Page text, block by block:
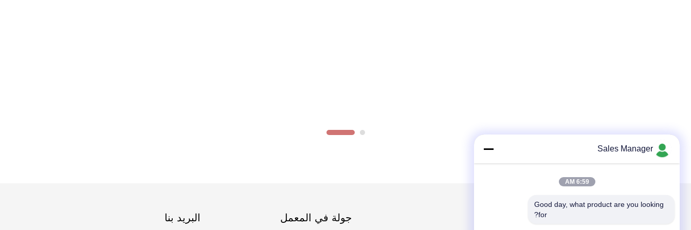
جولة في المعمل البريد بنا
Sales Manager
6:59 AM
Good day, what product are you looking
for?